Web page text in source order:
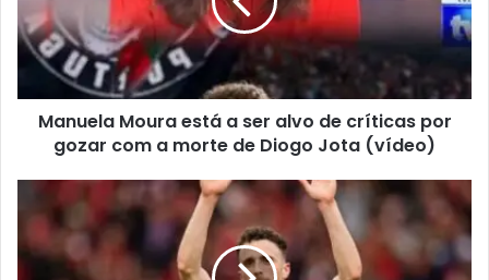
Manuela Moura está a ser alvo de críticas por
gozar com a morte de Diogo Jota (vídeo)